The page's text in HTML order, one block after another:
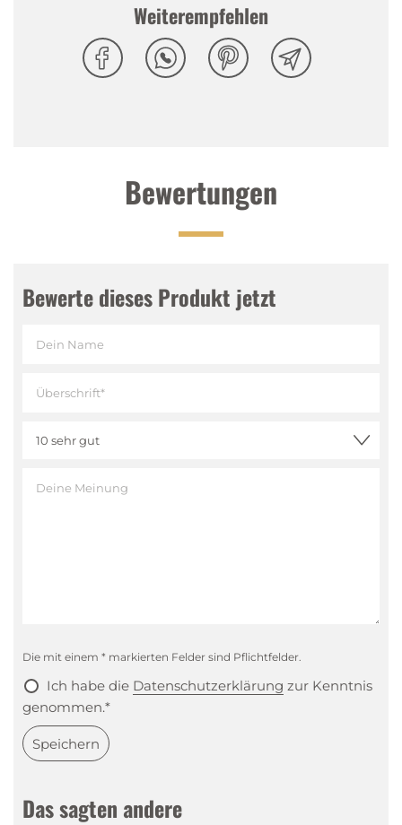
Weiterempfehlen
Bewertungen
Das sagten andere
Bewerte dieses Produkt jetzt
Die mit einem * markierten Felder sind Pflichtfelder.
Ich habe die Datenschutzerklärung zur Kenntnis
genommen.*
Speichern